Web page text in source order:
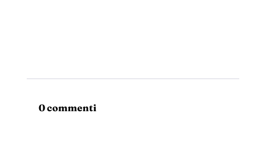
0 commenti